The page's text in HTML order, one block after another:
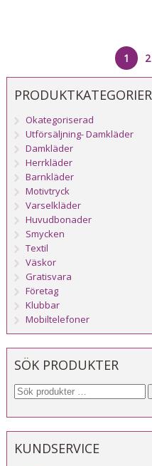
1 2
PRODUKTKATEGORIER
Okategoriserad
Utförsäljning- Damkläder
Damkläder
Herrkläder
Barnkläder
Motivtryck
Varselkläder
Huvudbonader
Smycken
Textil
Väskor
Gratisvara
Företag
Klubbar
Mobiltelefoner
SÖK PRODUKTER
KUNDSERVICE